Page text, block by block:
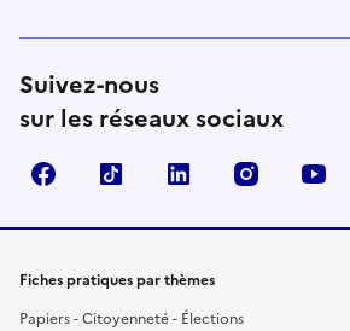
Suivez-nous
sur les réseaux sociaux
FacebookTikTok LinkedIn Instagram
Fiches pratiques par thèmes
Papiers - Citoyenneté - Élections